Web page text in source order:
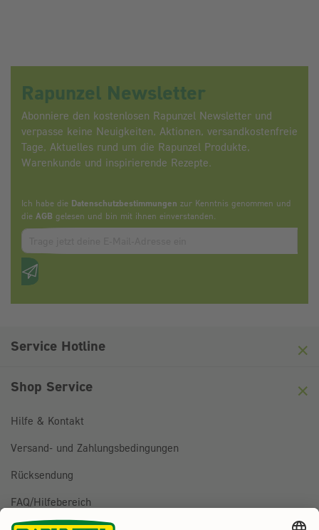
Rapunzel Newsletter
Abonniere den kostenlosen Rapunzel Newsletter und
verpasse keine Neuigkeiten, Aktionen, versandkostenfreie
Tage, Aktuelles rund um die Rapunzel Produkte,
Warenkunde und inspirierende Rezepte.
Ich habe die Datenschutzbestimmungen zur Kenntnis genommen und
die AGB gelesen und bin mit ihnen einverstanden.
Zum abbonieren des Newsletters, bitte E-Mail Adresse
Anti-Roboter-Verifizierung
Service Hotline
Shop Service
Hilfe & Kontakt
Versand- und Zahlungsbedingungen
Rücksendung
FAQ/Hilfebereich